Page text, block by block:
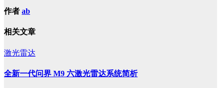
作者 ab
相关文章
激光雷达
全新一代问界 M9 六激光雷达系统简析